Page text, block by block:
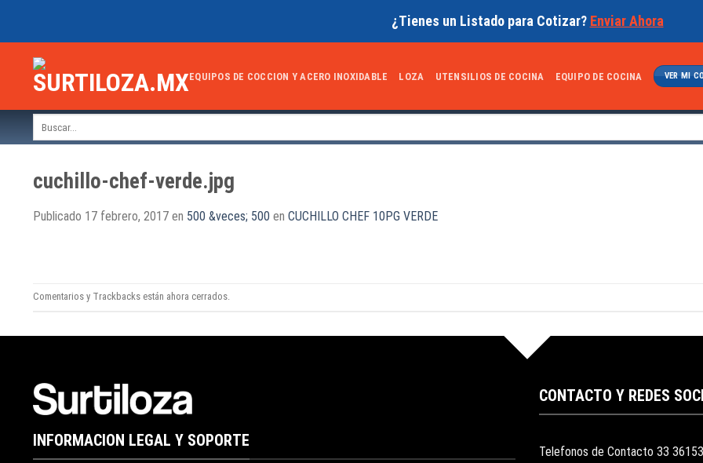
¿Tienes un Listado para Cotizar? Enviar Ahora
EQUIPOS DE COCCION Y ACERO INOXIDABLE LOZA UTENSILIOS DE COCINA EQUIPO DE COCINA VER MI
cuchillo-chef-verde.jpg
Publicado 17 febrero, 2017 en 500 &veces; 500 en CUCHILLO CHEF 10PG VERDE
Comentarios y Trackbacks están ahora cerrados.
INFORMACION LEGAL Y SOPORTE
CONTACTO Y REDES
Telefonos de Contacto 33